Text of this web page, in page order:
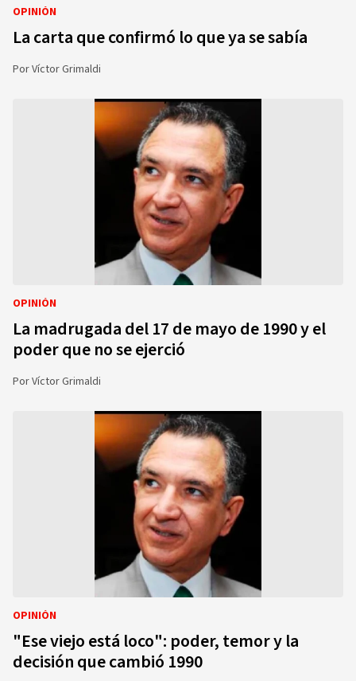
OPINIÓN
La carta que confirmó lo que ya se sabía
PorVíctor Grimaldi
OPINIÓN
La madrugada del 17 de mayo de 1990 y el
poder que no se ejerció
PorVíctor Grimaldi
OPINIÓN
"Ese viejo está loco": poder, temor y la
decisión que cambió 1990